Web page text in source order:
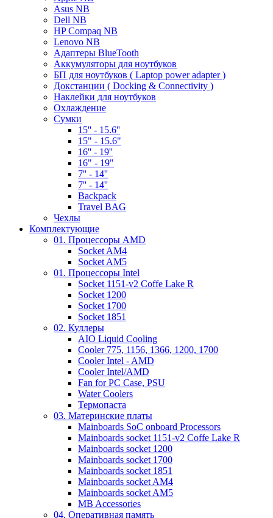
Asus NB
Dell NB
HP Compaq NB
Lenovo NB
Адаптеры BlueTooth
Аккумуляторы для ноутбуков
БП для ноутбуков ( Laptop power adapter )
Докстанции ( Docking & Connectivity )
Наклейки для ноутбуков
Охлаждение
Сумки
15'' - 15.6''
15" - 15.6"
16'' - 19''
16" - 19"
7'' - 14''
7'' - 14''
Backpack
Travel BAG
Чехлы
Комплектующие
01. Процессоры AMD
Socket AM4
Socket AM5
01. Процессоры Intel
Socket 1151-v2 Coffe Lake R
Socket 1200
Socket 1700
Socket 1851
02. Куллеры
AIO Liquid Cooling
Cooler 775, 1156, 1366, 1200, 1700
Cooler Intel - AMD
Cooler Intel/AMD
Fan for PC Case, PSU
Water Coolers
Термопаста
03. Материнские платы
Mainboards SoC onboard Processors
Mainboards socket 1151-v2 Coffe Lake R
Mainboards socket 1200
Mainboards socket 1700
Mainboards socket 1851
Mainboards socket AM4
Mainboards socket AM5
MB Accessories
04. Оперативная память